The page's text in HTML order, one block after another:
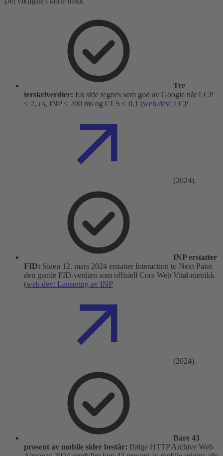
Tre
terskelverdier: En side regnes som god av Google når LCP
≤ 2,5 s, INP ≤ 200 ms og CLS ≤ 0,1 (web.dev: LCP
(2024).
INP erstatter
FID: Siden 12. mars 2024 erstatter Interaction to Next Paint
den gamle FID-verdien som offisiell Core Web Vital-metrikk
(web.dev: Lansering av INP
(2024).
Bare 43
prosent av mobile sider består: Ifølge HTTP Archive Web